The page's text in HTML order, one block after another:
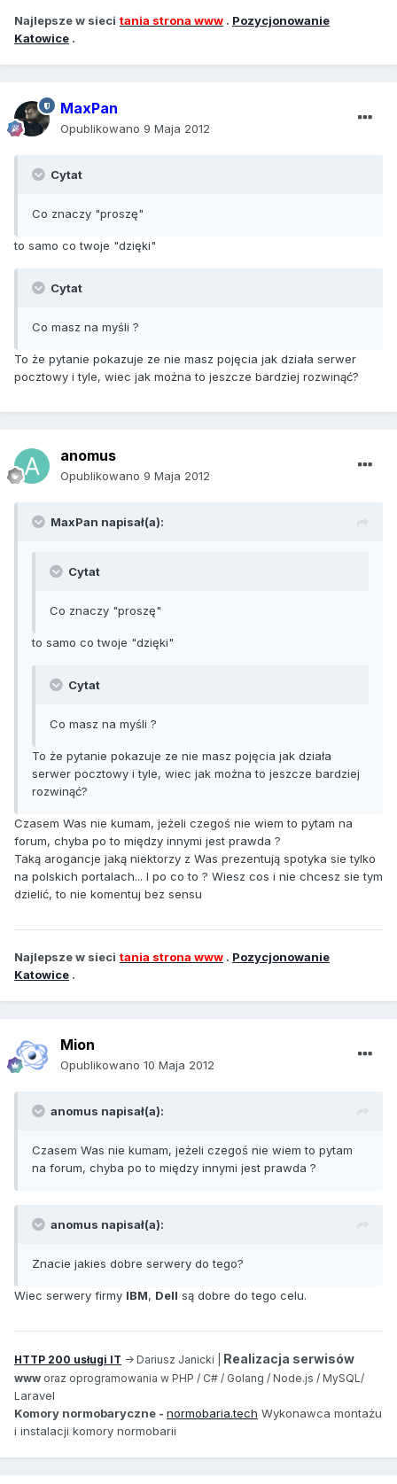
Najlepsze w sieci tania strona www . Pozycjonowanie
Katowice .
MaxPan
Opublikowano 9 Maja 2012
Cytat
Co znaczy "proszę"
to samo co twoje "dzięki"
Cytat
Co masz na myśli ?
To że pytanie pokazuje ze nie masz pojęcia jak działa serwer
pocztowy i tyle, wiec jak można to jeszcze bardziej rozwinąć?
anomus
Opublikowano 9 Maja 2012
MaxPan napisał(a):
Cytat
Co znaczy "proszę"
to samo co twoje "dzięki"
Cytat
Co masz na myśli ?
To że pytanie pokazuje ze nie masz pojęcia jak działa
serwer pocztowy i tyle, wiec jak można to jeszcze bardziej
rozwinąć?
Czasem Was nie kumam, jeżeli czegoś nie wiem to pytam na
forum, chyba po to między innymi jest prawda ?
Taką arogancje jaką niektorzy z Was prezentują spotyka sie tylko
na polskich portalach... I po co to ? Wiesz cos i nie chcesz sie tym
dzielić, to nie komentuj bez sensu
Najlepsze w sieci tania strona www . Pozycjonowanie
Katowice .
Mion
Opublikowano 10 Maja 2012
anomus napisał(a):
Czasem Was nie kumam, jeżeli czegoś nie wiem to pytam
na forum, chyba po to między innymi jest prawda ?
anomus napisał(a):
Znacie jakies dobre serwery do tego?
Wiec serwery firmy IBM, Dell są dobre do tego celu.
HTTP 200 usługi IT -> Dariusz Janicki | Realizacja serwisów
www oraz oprogramowania w PHP / C# / Golang / Node.js / MySQL/
Laravel
Komory normobaryczne - normobaria.tech Wykonawca montażu
i instalacji komory normobarii